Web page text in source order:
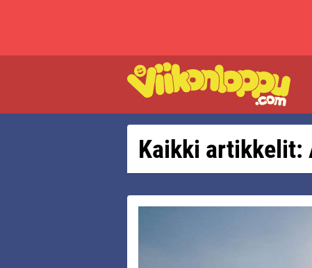
Kaikki artikkelit: